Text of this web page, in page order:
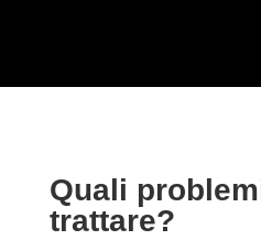
Quali
trattare?